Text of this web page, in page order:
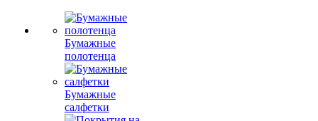
Бумажные
полотенца
Бумажные
салфетки